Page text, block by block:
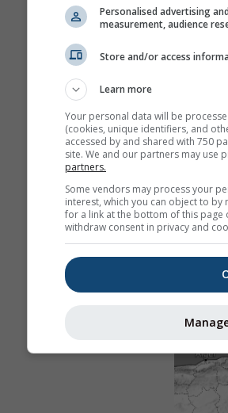
Personalised advertising
measurement, audience
Store and/or access
Learn more
Your personal data will be
(cookies, unique identifiers, and
accessed by and shared with 750
site. We and our partners may use
partners.
Some vendors may process your
interest, which you can object to
for a link at the bottom of this page
withdraw consent in privacy and